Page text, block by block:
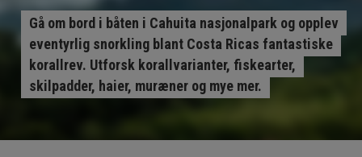
Gå om bord i båten i Cahuita nasjonalpark og opplev
eventyrlig snorkling blant Costa Ricas fantastiske
korallrev. Utforsk korallvarianter, fiskearter,
skilpadder, haier, muræner og mye mer.